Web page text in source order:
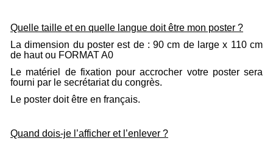
Quelle taille et en quelle langue doit être mon poster ?
La dimension du poster est de : 90 cm de large x 110 cm
de haut ou FORMAT A0
Le matériel de fixation pour accrocher votre poster sera
fourni par le secrétariat du congrès.
Le poster doit être en français.
Quand dois-je l’afficher et l’enlever ?